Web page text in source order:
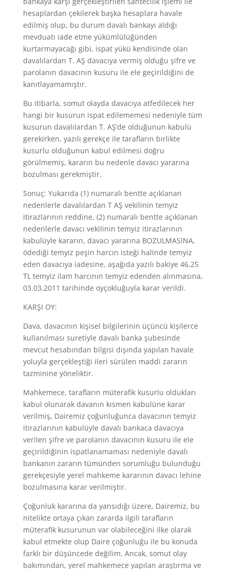
hesaplardan çekilerek başka hesaplara havale
edilmiş olup, bu durum davalı bankayı aldığı
mevduatı iade etme yükümlülüğünden
kurtarmayacağı gibi, ispat yükü kendisinde olan
davalılardan T. AŞ davacıya vermiş olduğu şifre ve
parolanın davacının kusuru ile ele geçirildiğini de
kanıtlayamamıştır.
Bu itibarla, somut olayda davacıya atfedilecek her
hangi bir kusurun ispat edilememesi nedeniyle tüm
kusurun davalılardan T. AŞ’de olduğunun kabulü
gerekirken, yazılı gerekçe ile tarafların birlikte
kusurlu olduğunun kabul edilmesi doğru
görülmemiş, kararın bu nedenle davacı yararına
bozulması gerekmiştir.
Sonuç: Yukarıda (1) numaralı bentte açıklanan
nedenlerle davalılardan T AŞ vekilinin temyiz
itirazlarının reddine, (2) numaralı bentte açıklanan
nedenlerle davacı vekilinin temyiz itirazlarının
kabulüyle kararın, davacı yararına BOZULMASINA,
ödediği temyiz peşin harcın isteği halinde temyiz
eden davacıya iadesine, aşağıda yazılı bakiye 46,25
TL temyiz ilam harcının temyiz edenden alınmasına,
03.03.2011 tarihinde oyçokluğuyla karar verildi.
KARŞI OY:
Dava, davacının kişisel bilgilerinin üçüncü kişilerce
kullanılması suretiyle davalı banka şubesinde
mevcut hesabından bilgisi dışında yapılan havale
yoluyla gerçekleştiği ileri sürülen maddi zararın
tazminine yöneliktir.
Mahkemece, tarafların müterafik kusurlu oldukları
kabul olunarak davanın kısmen kabulüne karar
verilmiş, Dairemiz çoğunluğunca davacının temyiz
itirazlarının kabulüyle davalı bankaca davacıya
verilen şifre ve parolanın davacının kusuru ile ele
geçirildiğinin ispatlanamaması nedeniyle davalı
bankanın zararın tümünden sorumluğu bulunduğu
gerekçesiyle yerel mahkeme kararının davacı lehine
bozulmasına karar verilmiştir.
Çoğunluk kararına da yansıdığı üzere, Dairemiz, bu
nitelikte ortaya çıkan zararda ilgili tarafların
müterafik kusurunun var olabileceğini ilke olarak
kabul etmekte olup Daire çoğunluğu ile bu konuda
farklı bir düşüncede değilim. Ancak, somut olay
bakımından, yerel mahkemece yapılan araştırma ve